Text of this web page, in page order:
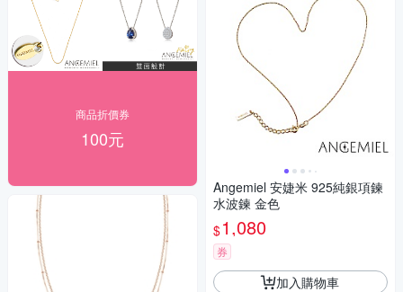
商品折價券
100元
Angemiel 安婕米 925純銀項鍊
水波鍊 金色
$1,080
券
加入購物車